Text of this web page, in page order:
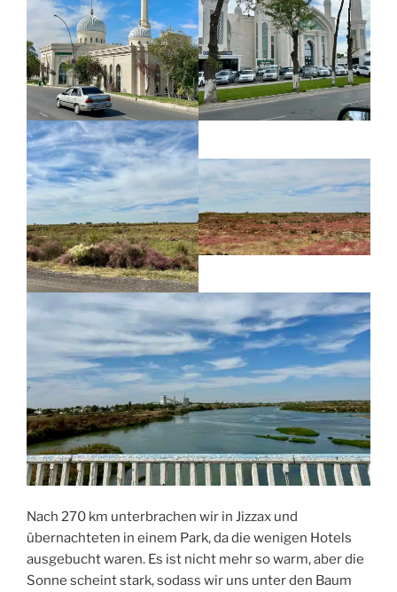
Nach 270 km unterbrachen wir in Jizzax und
übernachteten in einem Park, da die wenigen Hotels
ausgebucht waren. Es ist nicht mehr so warm, aber die
Sonne scheint stark, sodass wir uns unter den Baum